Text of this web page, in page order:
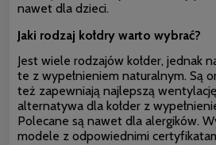
nawet dla dzieci.
Jaki rodzaj kołdry warto wybrać?
Jest wiele rodzajów kołder, jednak
te z wypełnieniem naturalnym. Są
też zapewniają najlepszą
alternatywa dla kołder z
Polecane są nawet dla alergików.
modele z odpowiednimi